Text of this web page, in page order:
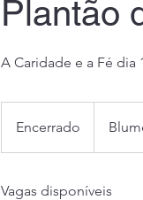
Plantão
A Caridade e a Fé dia
Encerrado
n
e
Vagas disponíveis